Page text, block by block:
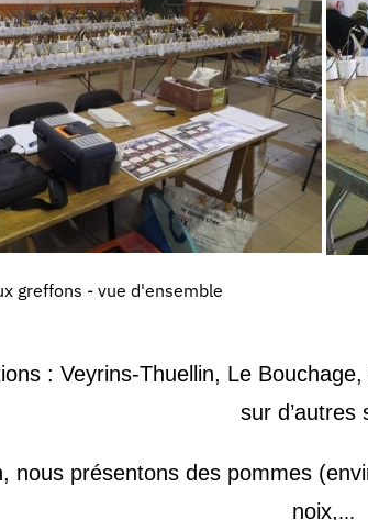
greffons - vue d'ensemble
:Veyrins-Thuellin, Le Bouchage,
sur d’autres
nous présentons des pommes
noix,...